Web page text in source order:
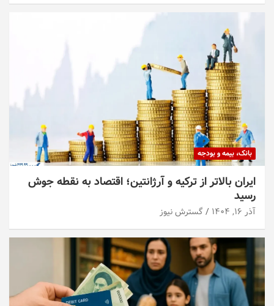
بانک، بیمه و بودجه
ایران بالاتر از ترکیه و آرژانتین؛ اقتصاد به نقطه جوش
رسید
آذر ۱۶, ۱۴۰۴ گسترش نیوز